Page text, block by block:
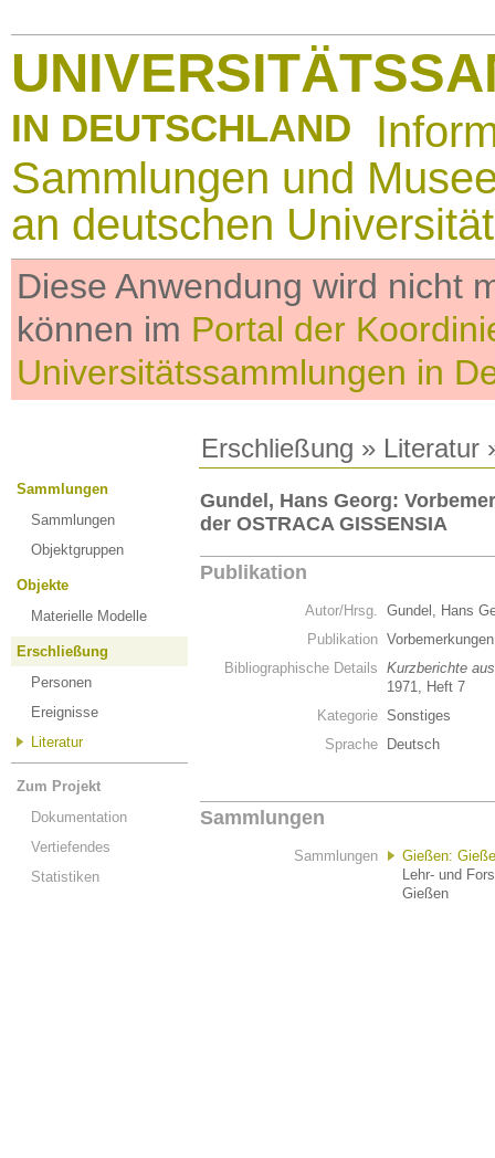
IN DEUTSCHLAND
Sammlungen und
an deutschen
Diese Anwendung wird nicht
können im Portal der
Universitätssammlungen in
Erschließung » Literatur
Sammlungen
Sammlungen
Objektgruppen
Objekte
Materielle Modelle
Erschließung
Personen
Ereignisse
Literatur
Zum Projekt
Dokumentation
Vertiefendes
Statistiken
Gundel, Hans Georg:
der OSTRACA GISSENSIA
Publikation
Autor/Hrsg. Gundel, Hans
Publikation
Bibliographische Details Kurzberichte
1971, Heft 7
Kategorie Sonstiges
Sprache
Deutsch
Sammlungen
Sammlungen
Gießen:
Lehr- und
Gießen